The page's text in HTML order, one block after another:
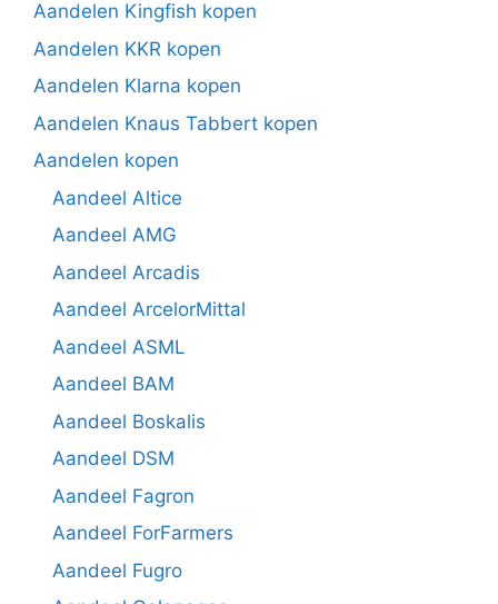
Aandelen Kingfish kopen
Aandelen KKR kopen
Aandelen Klarna kopen
Aandelen Knaus Tabbert kopen
Aandelen kopen
Aandeel Altice
Aandeel AMG
Aandeel Arcadis
Aandeel ArcelorMittal
Aandeel ASML
Aandeel BAM
Aandeel Boskalis
Aandeel DSM
Aandeel Fagron
Aandeel ForFarmers
Aandeel Fugro